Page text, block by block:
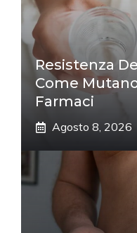
Resistenza
Come
Farmaci
Agosto 8, 2026